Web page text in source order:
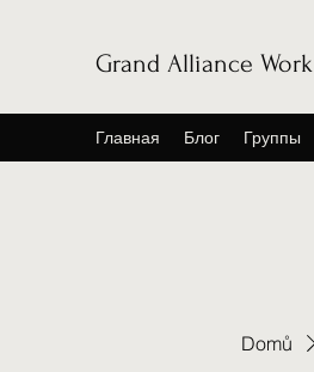
Grand Alliance Work
Главная Блог Группы
Domů